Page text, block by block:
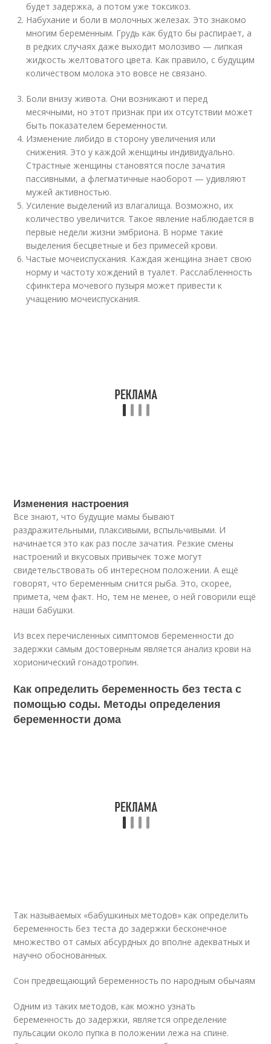
будет задержка, а потом уже токсикоз.
Набухание и боли в молочных железах. Это знакомо
многим беременным. Грудь как будто бы распирает, а
в редких случаях даже выходит молозиво — липкая
жидкость желтоватого цвета. Как правило, с будущим
количеством молока это вовсе не связано.
Боли внизу живота. Они возникают и перед
месячными, но этот признак при их отсутствии может
быть показателем беременности.
Изменение либидо в сторону увеличения или
снижения. Это у каждой женщины индивидуально.
Страстные женщины становятся после зачатия
пассивными, а флегматичные наоборот — удивляют
мужей активностью.
Усиление выделений из влагалища. Возможно, их
количество увеличится. Такое явление наблюдается в
первые недели жизни эмбриона. В норме такие
выделения бесцветные и без примесей крови.
Частые мочеиспускания. Каждая женщина знает свою
норму и частоту хождений в туалет. Расслабленность
сфинктера мочевого пузыря может привести к
учащению мочеиспускания.
Изменения настроения
Все знают, что будущие мамы бывают
раздражительными, плаксивыми, вспыльчивыми. И
начинается это как раз после зачатия. Резкие смены
настроений и вкусовых привычек тоже могут
свидетельствовать об интересном положении. А ещё
говорят, что беременным снится рыба. Это, скорее,
примета, чем факт. Но, тем не менее, о ней говорили ещё
наши бабушки.
Из всех перечисленных симптомов беременности до
задержки самым достоверным является анализ крови на
хорионический гонадотропин.
Как определить беременность без теста с
помощью соды. Методы определения
беременности дома
Так называемых «бабушкиных методов» как определить
беременность без теста до задержки бесконечное
множество от самых абсурдных до вполне адекватных и
научно обоснованных.
Сон предвещающий беременность по народным обычаям
Одним из таких методов, как можно узнать
беременность до задержки, является определение
пульсации около пупка в положении лежа на спине.